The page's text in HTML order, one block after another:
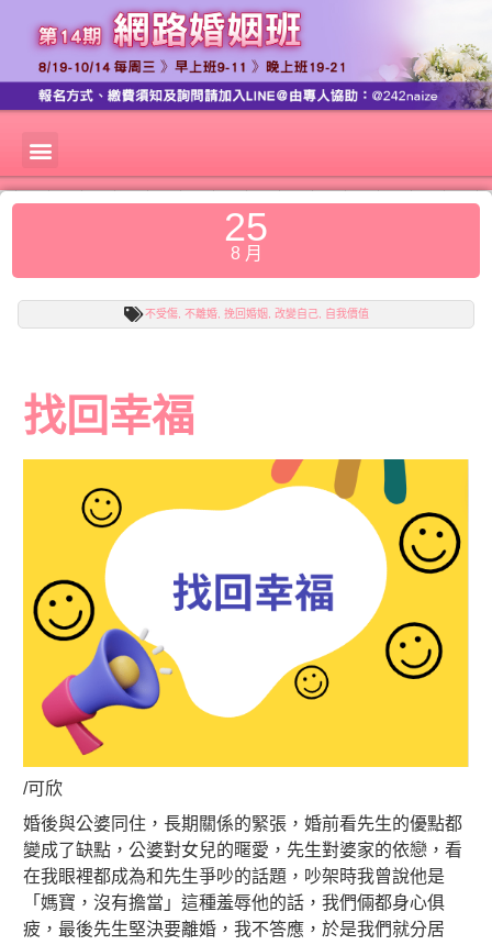
25
8 月
不受傷, 不離婚, 挽回婚姻 改變自己, 自我價值
找回幸福
/可欣
婚後與公婆同住，長期關係的緊張，婚前看先生的優點都
變成了缺點，公婆對女兒的暱愛，先生對婆家的依戀，看
在我眼裡都成為和先生爭吵的話題，吵架時我曾說他是
「媽寶，沒有擔當」這種羞辱他的話，我們倆都身心俱
疲，最後先生堅決要離婚，我不答應，於是我們就分居